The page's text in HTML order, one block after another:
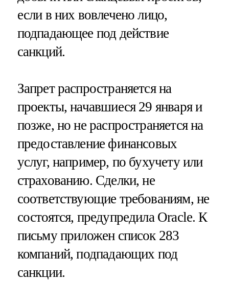
если в них вовлечено лицо,
подпадающее под действие
санкций.
Запрет распространяется на
проекты, начавшиеся 29 января и
позже, но не распространяется на
предоставление финансовых
услуг, например, по бухучету или
страхованию. Сделки, не
соответствующие требованиям, не
состоятся, предупредила Oracle. К
письму приложен список 283
компаний, подпадающих под
санкции.